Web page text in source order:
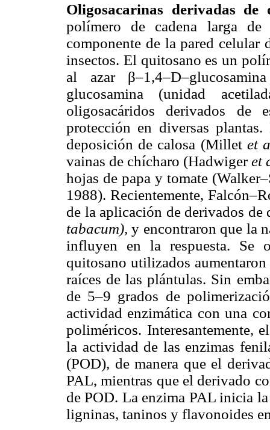
Oligosacarinas derivadas
polímero de cadena larga
componente de la pared celular
insectos. El quitosano es un
al azar
glucosamina (unidad
oligosacáridos derivados de
protección en diversas
deposición de calosa (Millet et
vainas de chícharo (Hadwigeret
hojas de papa y tomate
1988). Recientemente,
de la aplicación de derivados
tabacum),y encontraron que la
influyen en la respuesta. Se
quitosano utilizados
raíces de las plántulas. Sin
de 5–9 grados de
actividad enzimática con una
poliméricos. Interesantemente,
la actividad de las enzimas
(POD), de manera que el
PAL, mientras que el derivado
de POD. La enzima PAL inicia
ligninas, taninos y flavonoides